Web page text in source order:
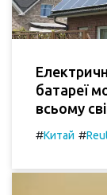
батареї
всьому
#Китай #